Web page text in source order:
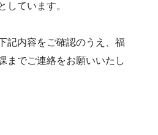
しています。
記内容をご確認のうえ、福
までご連絡をお願いいたし